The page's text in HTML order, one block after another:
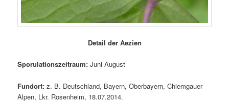
Detail der Aezien
Sporulationszeitraum: Juni-August
Fundort:z. B. Deutschland, Bayern, Oberbayern, Chiemgauer
Alpen, Lkr. Rosenheim, 18.07.2014.